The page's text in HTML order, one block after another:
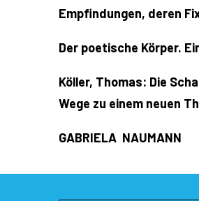
Empfindungen, deren
Der poetische Körper.
Köller, Thomas: Die
Wege zu einem neuen
GABRIELA NAUMANN